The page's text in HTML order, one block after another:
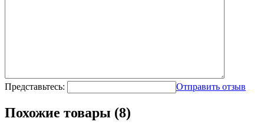
Представьтесь: Отправить отзыв
Похожие товары (8)